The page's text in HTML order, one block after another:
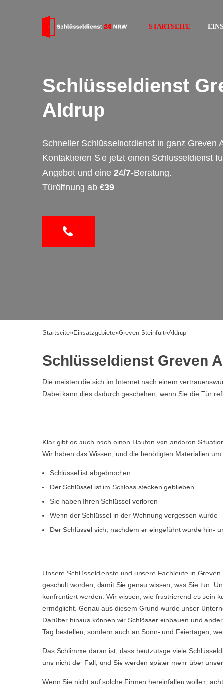
STARTSEITE
Schlüsseldienst
Aldrup
Schneller Schlüsselnotdienst in ganz Greven
Kontaktieren Sie jetzt einen Schlüsseldienst
Angebot und eine 24/7-Beratung.
Türöffnung ab €39
Startseite»Einsatzgebiete»Greven Steinfurt»Aldrup
Schlüsseldienst Greven
Die meisten die sich im Internet nach einem
Dabei kann dies dadurch geschehen, wenn Sie die Tür
Klar gibt es auch noch einen Haufen von anderen
Wir haben das Wissen, und die benötigten Materialien
Schlüssel ist abgebrochen
Der Schlüssel ist im Schloss stecken geblieben
Sie haben Ihren Schlüssel verloren
Wenn der Schlüssel in der Wohnung vergessen wurde
Der Schlüssel sich, nachdem er eingeführt wurde hin-
Unsere Schlüsseldienste und unsere Fachleute in
geschult worden, damit Sie genau wissen, was Sie tun.
konfrontiert werden. Wir wissen, wie frustrierend es sein
ermöglicht. Genau aus diesem Grund wurde unser
Darüber hinaus können wir Schlösser einbauen und
Tag bestellen, sondern auch an Sonn- und Feiertagen,
Das Schlimme daran ist, dass heutzutage viele
uns nicht der Fall, und Sie werden später mehr über
Wenn Sie nicht auf solche Firmen hereinfallen wollen,